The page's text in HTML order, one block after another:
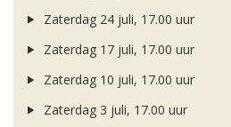
Zaterdag 24 juli, 17.00 uur
Zaterdag 17 juli, 17.00 uur
Zaterdag 10 juli, 17.00 uur
Zaterdag 3 juli, 17.00 uur